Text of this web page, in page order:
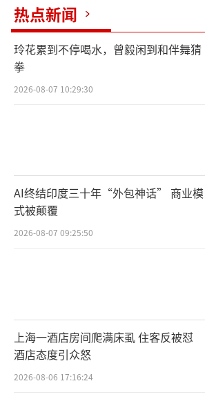
热点新闻
玲花累到不停喝水，曾毅闲到和伴舞猜
拳
2026-08-07 10:29:30
AI终结印度三十年“外包神话” 商业模
式被颠覆
2026-08-07 09:25:50
上海一酒店房间爬满床虱 住客反被怼
酒店态度引众怒
2026-08-06 17:16:24